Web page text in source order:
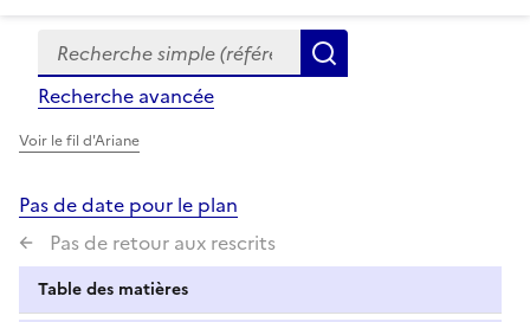
Formulaire
de
recherche
Recherche simple (références, mots clés, partie du
Recherche avancée
Voir le fil d'Ariane
Pas de date pour le plan
Pas de retour aux rescrits
Table des matières